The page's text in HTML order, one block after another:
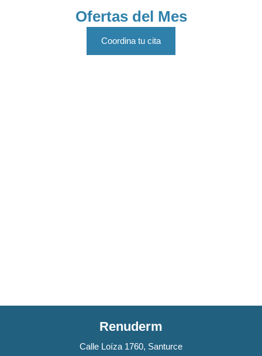
Ofertas del Mes
Coordina tu cita
Renuderm
Calle Loíza 1760, Santurce